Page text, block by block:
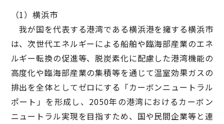
（1）横浜市
我が国を代表する港湾である横浜港を擁する横浜市
は、次世代エネルギーによる船舶や臨海部産業のエネ
ルギー転換の促進等、脱炭素化に配慮した港湾機能の
高度化や臨海部産業の集積等を通じて温室効果ガスの
排出を全体としてゼロにする「カーボンニュートラル
ポート」を形成し、2050年の港湾におけるカーボン
ニュートラル実現を目指すため、国や民間企業等と連